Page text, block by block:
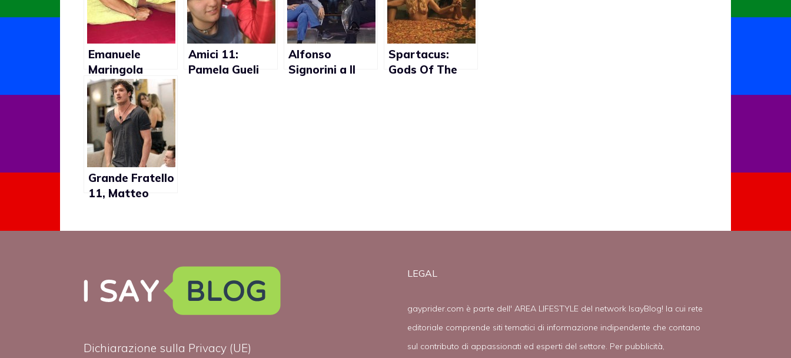
Emanuele
Maringola
primo tronista
gay?
Amici 11:
Pamela Gueli
Alfonso
Signorini a Il
Spartacus:
Gods Of The
Grande Fratello
11, Matteo
Dichiarazione sulla Privacy (UE)
LEGAL
gayprider.com è parte dell' AREA LIFESTYLE del network IsayBlog! la cui rete
editoriale comprende siti tematici di informazione indipendente che contano
sul contributo di appassionati ed esperti del settore. Per pubblicità,